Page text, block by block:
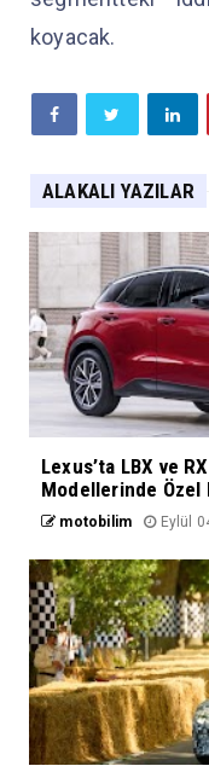
koyacak.
ALAKALI YAZILAR
Lexus’ta LBX ve
Modellerinde Özel
motobilim Eylül